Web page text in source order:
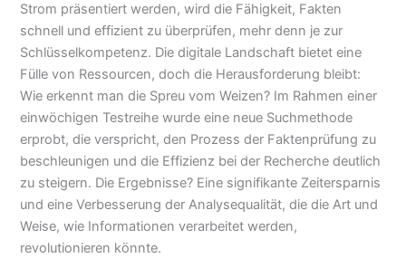
Strom präsentiert werden, wird die Fähigkeit, Fakten
schnell und effizient zu überprüfen, mehr denn je zur
Schlüsselkompetenz. Die digitale Landschaft bietet eine
Fülle von Ressourcen, doch die Herausforderung bleibt:
Wie erkennt man die Spreu vom Weizen? Im Rahmen einer
einwöchigen Testreihe wurde eine neue Suchmethode
erprobt, die verspricht, den Prozess der Faktenprüfung zu
beschleunigen und die Effizienz bei der Recherche deutlich
zu steigern. Die Ergebnisse? Eine signifikante Zeitersparnis
und eine Verbesserung der Analysequalität, die die Art und
Weise, wie Informationen verarbeitet werden,
revolutionieren könnte.